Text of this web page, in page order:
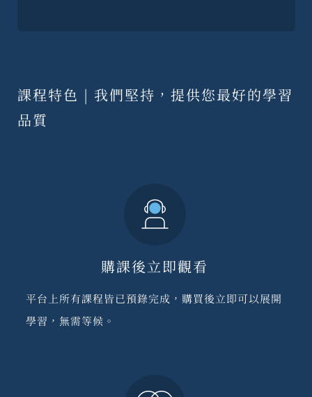
課程特色 | 我們堅持，提供您最好的學習
品質
購課後立即觀看
平台上所有課程皆已預錄完成，購買後立即可以展開
學習，無需等候。